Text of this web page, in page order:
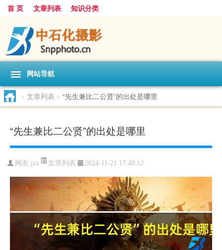
首 页 文章列表 知识分类
网站导航
> 文章列表 > “先生兼比二公贤”的出处是哪里
“先生兼比二公贤”的出处是哪里
网友:jzx 文章列表 2024-11-21 17:40:12